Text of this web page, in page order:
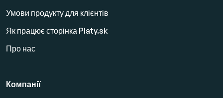
Умови продукту для клієнтів
Як працює сторінка Platy.sk
Про нас
Компанії